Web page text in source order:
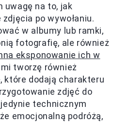
uwagę na to, jak
po wywołaniu.
w albumy lub ramki,
fotografię, ale również
eksponowanie ich w
tworzę również
które dodają charakteru
zdjęć do
technicznym
emocjonalną podróżą,